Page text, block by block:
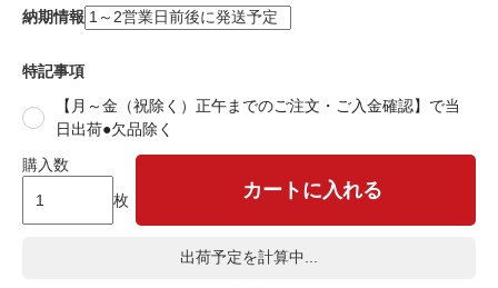
納期情報
特記事項
【月～金（祝除く）正午までのご注文・ご入金確認】で当
日出荷●欠品除く
購入数
枚
カートに入れる
出荷予定を計算中...